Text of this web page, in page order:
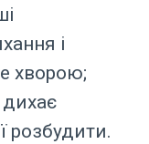
і
хворою;
розбудити.